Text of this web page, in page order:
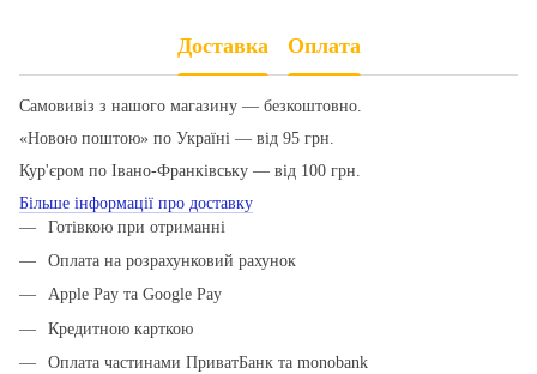
Доставка Оплата
Самовивіз з нашого магазину — безкоштовно.
«Новою поштою» по Україні — від 95 грн.
Кур'єром по Івано-Франківську — від 100 грн.
Більше інформації про доставку
Готівкою при отриманні
Оплата на розрахунковий рахунок
Apple Pay та Google Pay
Кредитною карткою
Оплата частинами ПриватБанк та monobank